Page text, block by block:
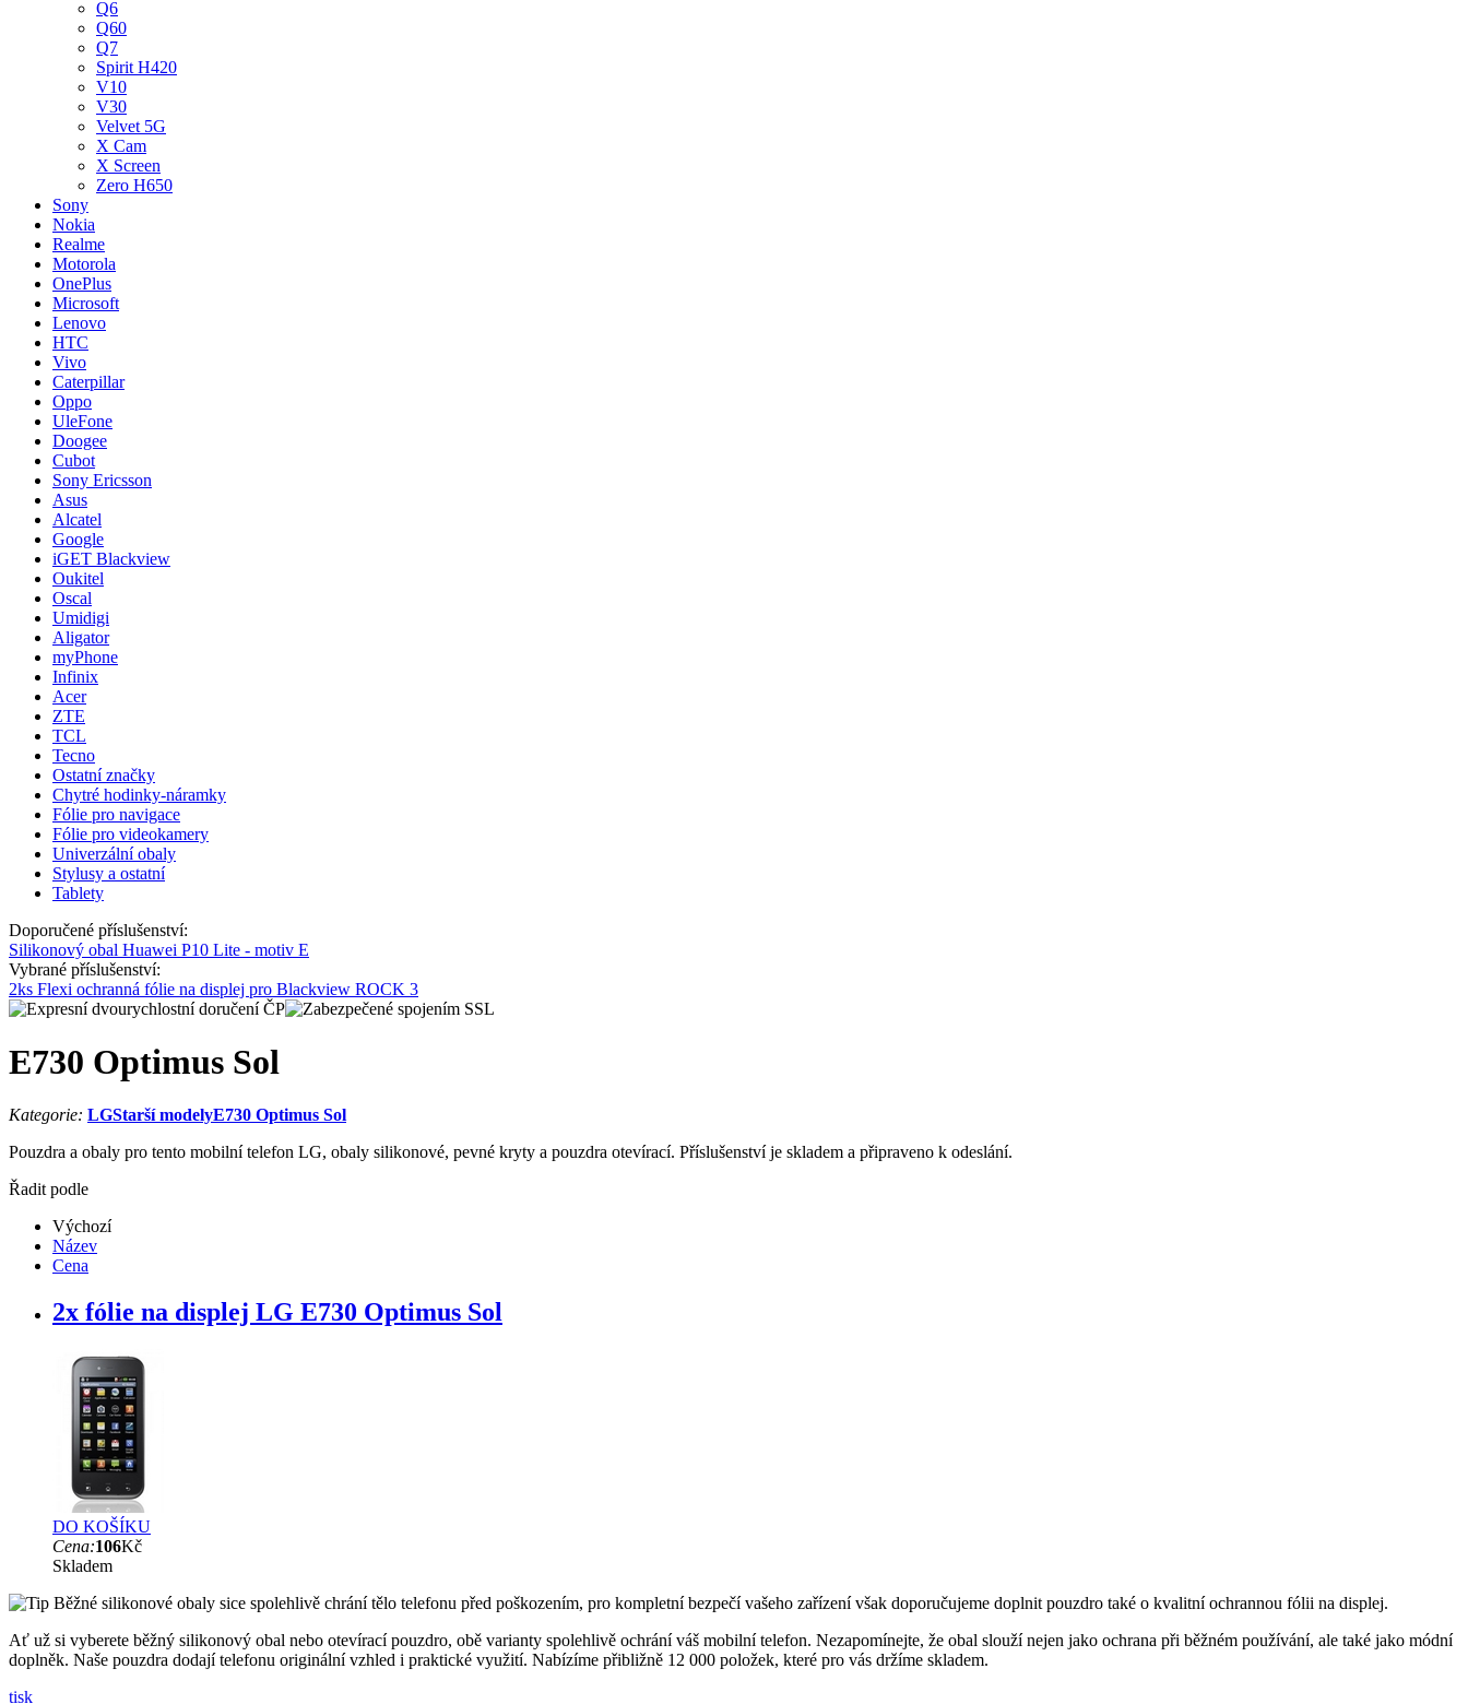
Q6
Q60
Q7
Spirit H420
V10
V30
Velvet 5G
X Cam
X Screen
Zero H650
Sony
Nokia
Realme
Motorola
OnePlus
Microsoft
Lenovo
HTC
Vivo
Caterpillar
Oppo
UleFone
Doogee
Cubot
Sony Ericsson
Asus
Alcatel
Google
iGET Blackview
Oukitel
Oscal
Umidigi
Aligator
myPhone
Infinix
Acer
ZTE
TCL
Tecno
Ostatní značky
Chytré hodinky-náramky
Fólie pro navigace
Fólie pro videokamery
Univerzální obaly
Stylusy a ostatní
Tablety
Doporučené příslušenství:
Silikonový obal Huawei P10 Lite - motiv E
Vybrané příslušenství:
2ks Flexi ochranná fólie na displej pro Blackview ROCK 3
E730 Optimus Sol
Kategorie: LGStarší modelyE730 Optimus Sol
Pouzdra a obaly pro tento mobilní telefon LG, obaly silikonové, pevné kryty a pouzdra otevírací. Příslušenství je skladem a připraveno k odeslání.
Řadit podle
Výchozí
Název
Cena
2x fólie na displej LG E730 Optimus Sol
DO KOŠÍKU
Cena:106Kč
Skladem
Běžné silikonové obaly sice spolehlivě chrání tělo telefonu před poškozením, pro kompletní bezpečí vašeho zařízení však doporučujeme doplnit pouzdro také o kvalitní ochrannou fólii na displej.
Ať už si vyberete běžný silikonový obal nebo otevírací pouzdro, obě varianty spolehlivě ochrání váš mobilní telefon. Nezapomínejte, že obal slouží nejen jako ochrana při běžném používání, ale také jako módní
doplněk. Naše pouzdra dodají telefonu originální vzhled i praktické využití. Nabízíme přibližně 12 000 položek, které pro vás držíme skladem.
tisk